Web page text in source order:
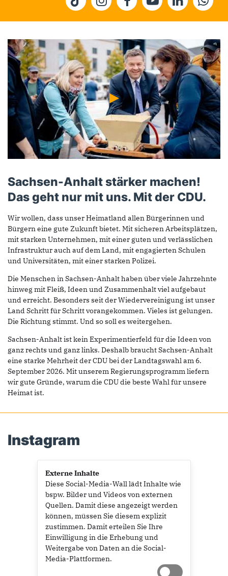
Sachsen-Anhalt stärker machen!
Das geht nur mit uns. Mit der CDU.
Wir wollen, dass unser Heimatland allen Bürgerinnen und
Bürgern eine gute Zukunft bietet. Mit sicheren Arbeitsplätzen,
mit starken Unternehmen, mit einer guten und verlässlichen
Infrastruktur auch auf dem Land, mit engagierten Schulen
und Universitäten, mit einer starken Polizei.
Die Menschen in Sachsen-Anhalt haben über viele Jahrzehnte
hinweg mit Fleiß, Ideen und Zusammenhalt viel aufgebaut
und erreicht. Besonders seit der Wiedervereinigung ist unser
Land Schritt für Schritt vorangekommen. Vieles ist gelungen.
Die Richtung stimmt. Und so soll es weitergehen.
Sachsen-Anhalt ist kein Experimentierfeld für die Ideen von
ganz rechts und ganz links. Deshalb braucht Sachsen-Anhalt
eine starke Mehrheit der CDU bei der Landtagswahl am 6.
September 2026. Mit unserem Regierungsprogramm liefern
wir gute Gründe, warum die CDU die beste Wahl für unsere
Heimat ist.
Instagram
Externe Inhalte
Diese Social-Media-Wall lädt Inhalte wie
bspw. Bilder und Videos von externen
Quellen. Damit diese angezeigt werden
können, müssen Sie diesem explizit
zustimmen. Damit erteilen Sie Ihre
Einwilligung in die Erhebung und
Weitergabe von Daten an die Social-
Media-Plattformen.